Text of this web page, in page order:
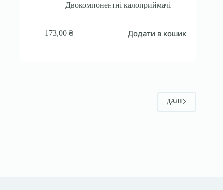
Двокомпонентні калоприймачі
173,00₴ Додати в кошик
ДАЛІ